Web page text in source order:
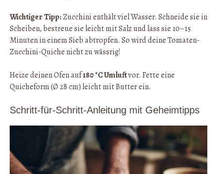
Wichtiger Tipp:Zucchini enthält viel Wasser. Schneide sie in
Scheiben, bestreue sie leicht mit Salz und lass sie 10–15
Minuten in einem Sieb abtropfen. So wird deine Tomaten-
Zucchini-Quiche nicht zu wässrig!
Heize deinen Ofen auf180 °C Umluftvor. Fette eine
Quicheform (Ø 28 cm) leicht mit Butter ein.
Schritt-für-Schritt-Anleitung mit Geheimtipps